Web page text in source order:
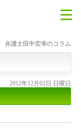
弁護士田中宏幸のコラム
2012年12月02日 日曜日